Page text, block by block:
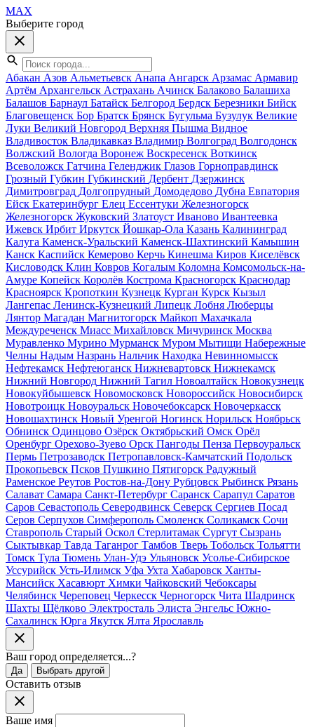
MAX
Выберите город
Абакан Азов Альметьевск Анапа Ангарск Арзамас Армавир
Артём Архангельск Астрахань Ачинск Балаково Балашиха
Балашов Барнаул Батайск Белгород Бердск Березники Бийск
Благовещенск Бор Братск Брянск Бугульма Бузулук Великие
Луки Великий Новгород Верхняя Пышма Видное
Владивосток Владикавказ Владимир Волгоград Волгодонск
Волжский Вологда Воронеж Воскресенск Воткинск
Всеволожск Гатчина Геленджик Глазов Горноправдинск
Грозный Губкин Губкинский Дербент Дзержинск
Димитровград Долгопрудный Домодедово Дубна Евпатория
Ейск Екатеринбург Елец Ессентуки Железногорск
Железногорск Жуковский Златоуст Иваново Ивантеевка
Ижевск Ирбит Иркутск Йошкар-Ола Казань Калининград
Калуга Каменск-Уральский Каменск-Шахтинский Камышин
Канск Каспийск Кемерово Керчь Кинешма Киров Киселёвск
Кисловодск Клин Ковров Когалым Коломна Комсомольск-на-
Амуре Копейск Королёв Кострома Красногорск Краснодар
Красноярск Кропоткин Кузнецк Курган Курск Кызыл
Лангепас Ленинск-Кузнецкий Липецк Лобня Люберцы
Лянтор Магадан Магнитогорск Майкоп Махачкала
Междуреченск Миасс Михайловск Мичуринск Москва
Муравленко Мурино Мурманск Муром Мытищи Набережные
Челны Надым Назрань Нальчик Находка Невинномысск
Нефтекамск Нефтеюганск Нижневартовск Нижнекамск
Нижний Новгород Нижний Тагил Новоалтайск Новокузнецк
Новокуйбышевск Новомосковск Новороссийск Новосибирск
Новотроицк Новоуральск Новочебоксарск Новочеркасск
Новошахтинск Новый Уренгой Ногинск Норильск Ноябрьск
Обнинск Одинцово Озёрск Октябрьский Омск Орёл
Оренбург Орехово-Зуево Орск Пангоды Пенза Первоуральск
Пермь Петрозаводск Петропавловск-Камчатский Подольск
Прокопьевск Псков Пушкино Пятигорск Радужный
Раменское Реутов Ростов-на-Дону Рубцовск Рыбинск Рязань
Салават Самара Санкт-Петербург Саранск Сарапул Саратов
Саров Севастополь Северодвинск Северск Сергиев Посад
Серов Серпухов Симферополь Смоленск Соликамск Сочи
Ставрополь Старый Оскол Стерлитамак Сургут Сызрань
Сыктывкар Тавда Таганрог Тамбов Тверь Тобольск Тольятти
Томск Тула Тюмень Улан-Удэ Ульяновск Усолье-Сибирское
Уссурийск Усть-Илимск Уфа Ухта Хабаровск Ханты-
Мансийск Хасавюрт Химки Чайковский Чебоксары
Челябинск Череповец Черкесск Черногорск Чита Шадринск
Шахты Щёлково Электросталь Элиста Энгельс Южно-
Сахалинск Юрга Якутск Ялта Ярославль
Ваш город определяется...?
Да Выбрать другой
Оставить отзыв
Ваше имя